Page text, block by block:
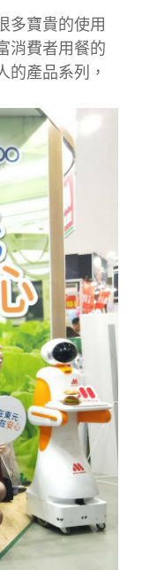
多寶貴的使用
消費者用餐的
的產品系列，